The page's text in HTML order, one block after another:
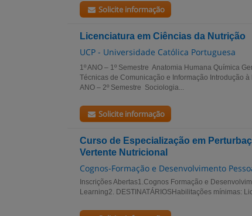
Solicite informação
Licenciatura em Ciências da Nutrição
UCP - Universidade Católica Portuguesa
1º ANO – 1º Semestre Anatomia Humana Química
Técnicas de Comunicação e Informação Introdução
ANO – 2º Semestre Sociologia...
Solicite informação
Curso de Especialização em
Vertente Nutricional
Cognos-Formação e Desenvolvimento
Inscrições Abertas1.Cognos Formação e
Learning2. DESTINATÁRIOSHabilitações mínimas: